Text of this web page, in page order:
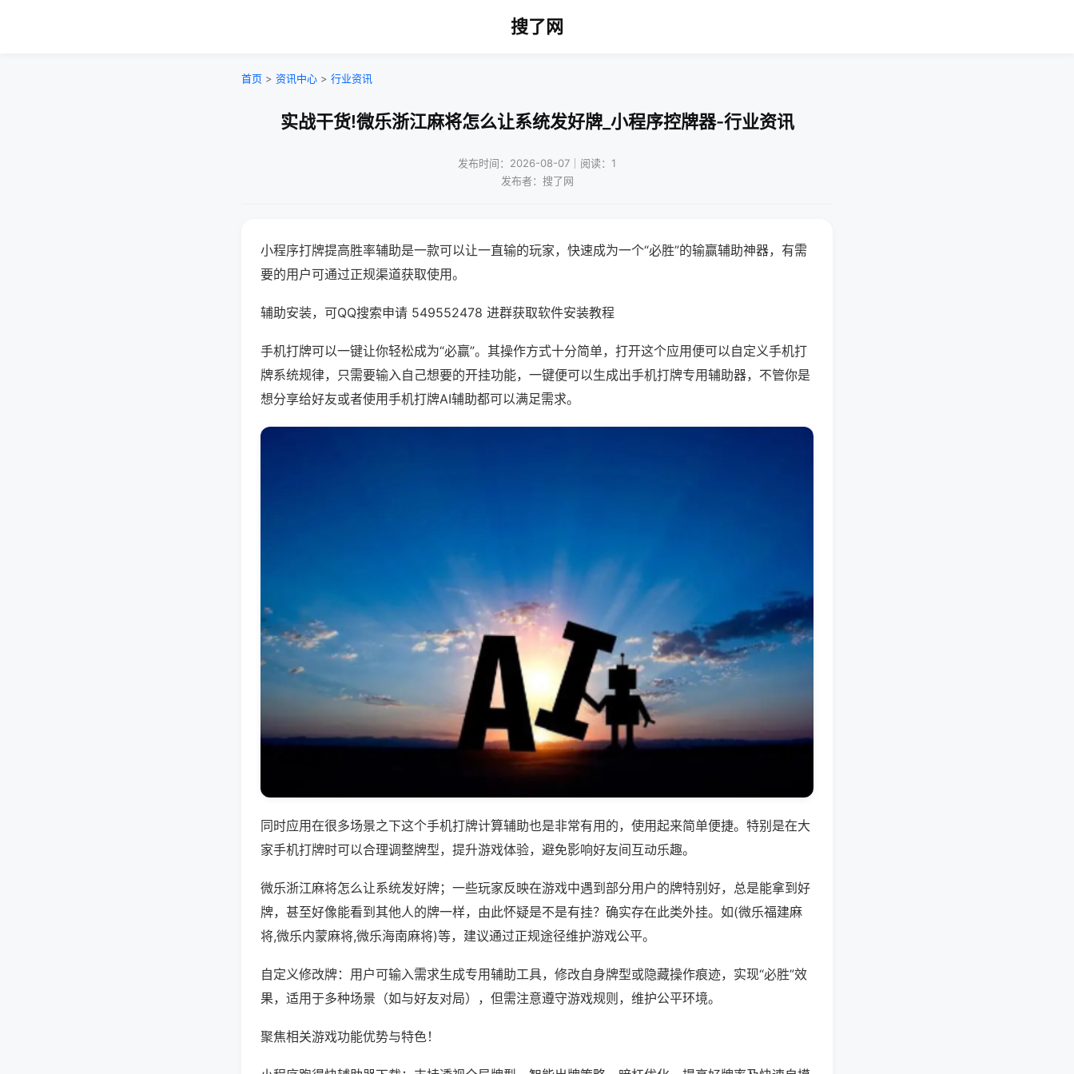
搜了网
首页 > 资讯中心 > 行业资讯
实战干货!微乐浙江麻将怎么让系统发好牌_小程序控牌器-行业资讯
发布时间：2026-08-07｜阅读：1
发布者：搜了网
小程序打牌提高胜率辅助是一款可以让一直输的玩家，快速成为一个“必胜”的输赢辅助神器，有需
要的用户可通过正规渠道获取使用。
辅助安装，可QQ搜索申请 549552478 进群获取软件安装教程
手机打牌可以一键让你轻松成为“必赢”。其操作方式十分简单，打开这个应用便可以自定义手机打
牌系统规律，只需要输入自己想要的开挂功能，一键便可以生成出手机打牌专用辅助器，不管你是
想分享给好友或者使用手机打牌AI辅助都可以满足需求。
同时应用在很多场景之下这个手机打牌计算辅助也是非常有用的，使用起来简单便捷。特别是在大
家手机打牌时可以合理调整牌型，提升游戏体验，避免影响好友间互动乐趣。
微乐浙江麻将怎么让系统发好牌；一些玩家反映在游戏中遇到部分用户的牌特别好，总是能拿到好
牌，甚至好像能看到其他人的牌一样，由此怀疑是不是有挂？确实存在此类外挂。如(微乐福建麻
将,微乐内蒙麻将,微乐海南麻将)等，建议通过正规途径维护游戏公平。
自定义修改牌：用户可输入需求生成专用辅助工具，修改自身牌型或隐藏操作痕迹，实现“必胜”效
果，适用于多种场景（如与好友对局），但需注意遵守游戏规则，维护公平环境。
聚焦相关游戏功能优势与特色！